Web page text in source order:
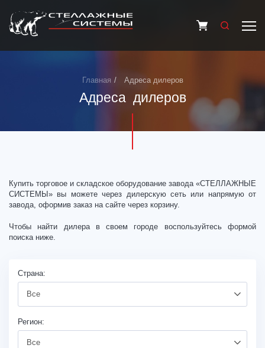
Главная Адреса дилеров
Адреса дилеров
Купить торговое и складское оборудование завода «СТЕЛЛАЖНЫЕ
СИСТЕМЫ» вы можете через дилерскую сеть или напрямую от
завода, оформив заказ на сайте через корзину.
Чтобы найти дилера в своем городе воспользуйтесь формой
поиска ниже.
Страна:
Все
Регион:
Все